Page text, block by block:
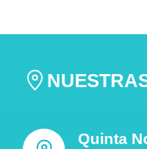
Quinta